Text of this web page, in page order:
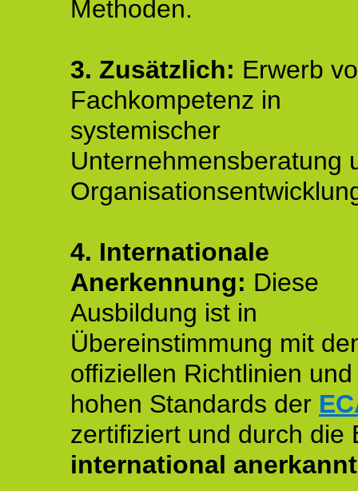
Methoden.
3. Zusätzlich: Erwerb
Fachkompetenz in
systemischer
Unternehmensberatung
4. Internationale
Anerkennung: Diese
Ausbildung ist in
Übereinstimmung mit
offiziellen Richtlinien
hohen Standards der
zertifiziert und durch die
international